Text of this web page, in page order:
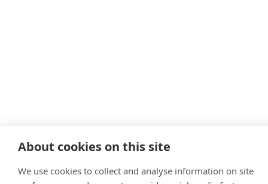
About cookies on this site
We use cookies to collect and analyse information on site